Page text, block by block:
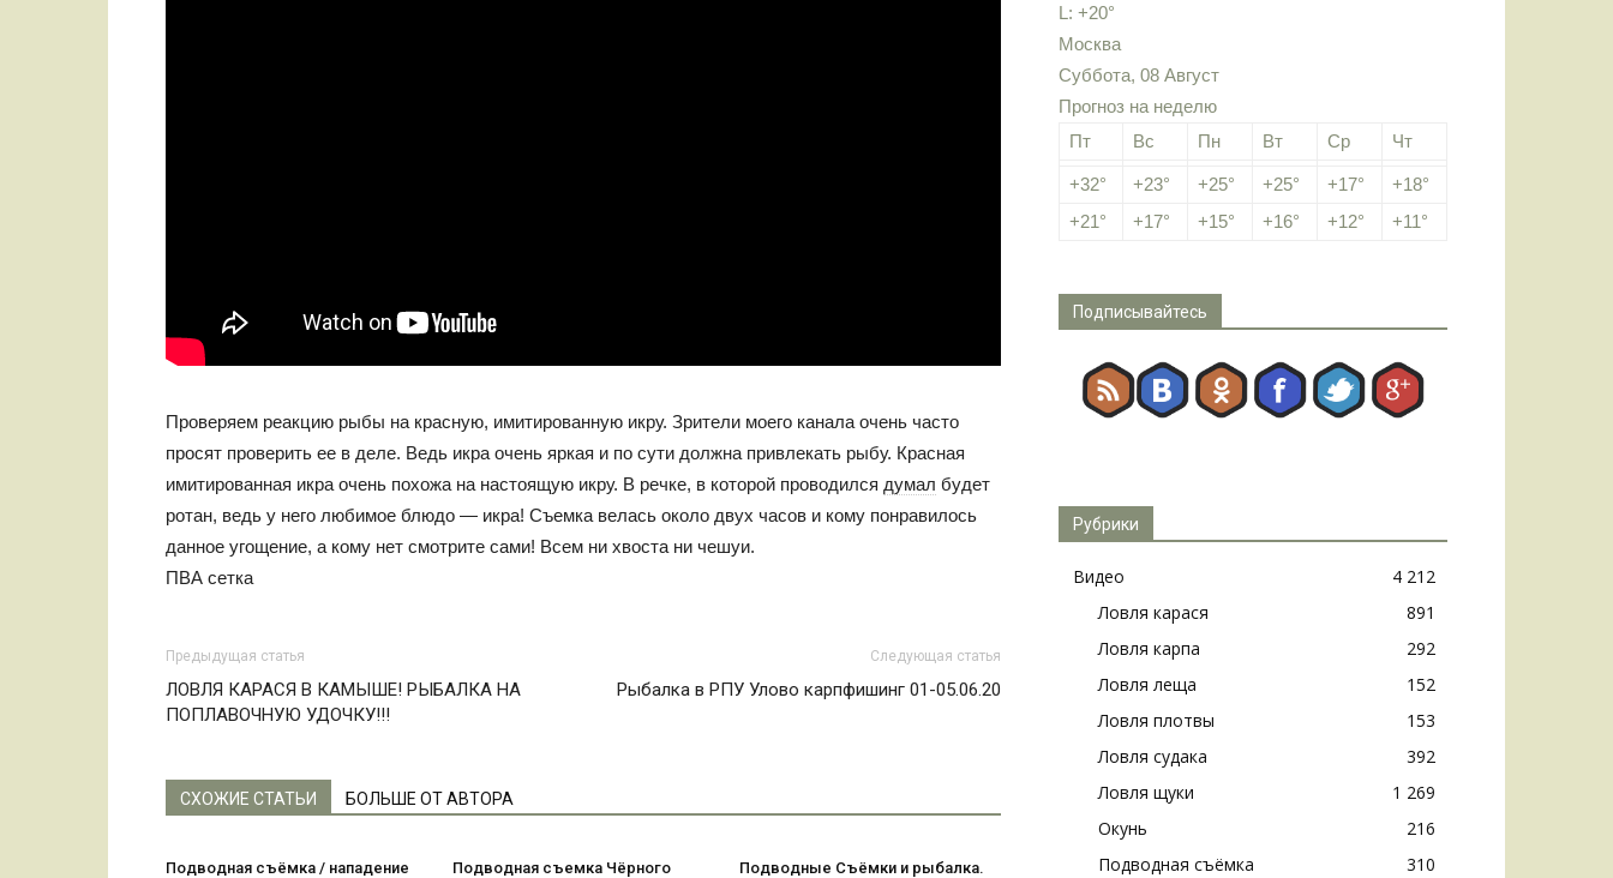
Проверяем реакцию рыбы на красную, имитированную икру. Зрители моего канала очень часто
просят проверить ее в деле. Ведь икра очень яркая и по сути должна привлекать рыбу. Красная
имитированная икра очень похожа на настоящую икру. В речке, в которой проводился думал будет
ротан, ведь у него любимое блюдо — икра! Съемка велась около двух часов и кому понравилось
данное угощение, а кому нет смотрите сами! Всем ни хвоста ни чешуи.
ПВА сетка
Предыдущая статья
ЛОВЛЯ КАРАСЯ В КАМЫШЕ! РЫБАЛКА НА
ПОПЛАВОЧНУЮ УДОЧКУ!!!
Следующая статья
Рыбалка в РПУ Улово карпфишинг 01-05.06.20
СХОЖИЕ СТАТЬИ БОЛЬШЕ ОТ АВТОРА
Подводная съёмка / нападение
Подводная съемка Чёрного
Подводные Съёмки и рыбалка.
L: +20°
Москва
Суббота, 08 Август
Прогноз на неделю
Пт
Вс Пн Вт Ср Чт
+32° +23° +25° +25° +17° +18°
+21° +17° +15° +16° +12° +11°
Подписывайтесь
Рубрики
Видео
4 212
Ловля карася
891
Ловля карпа
292
Ловля леща
152
Ловля плотвы
153
Ловля судака
392
Ловля щуки
1 269
Окунь
216
Подводная съёмка
310